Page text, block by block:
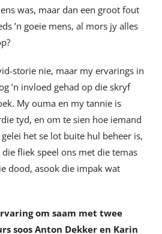
was, maar dan een groot fout
’n goeie mens, al mors jy alles
storie nie, maar my ervarings in
’n invloed gehad op die skryf
My ouma en my tannie is
tyd, en om te sien hoe iemand
het se lot buite hul beheer is,
fliek speel ons met die temas
dood, asook die impak wat
om saam met twee
soos Anton Dekker en Karin